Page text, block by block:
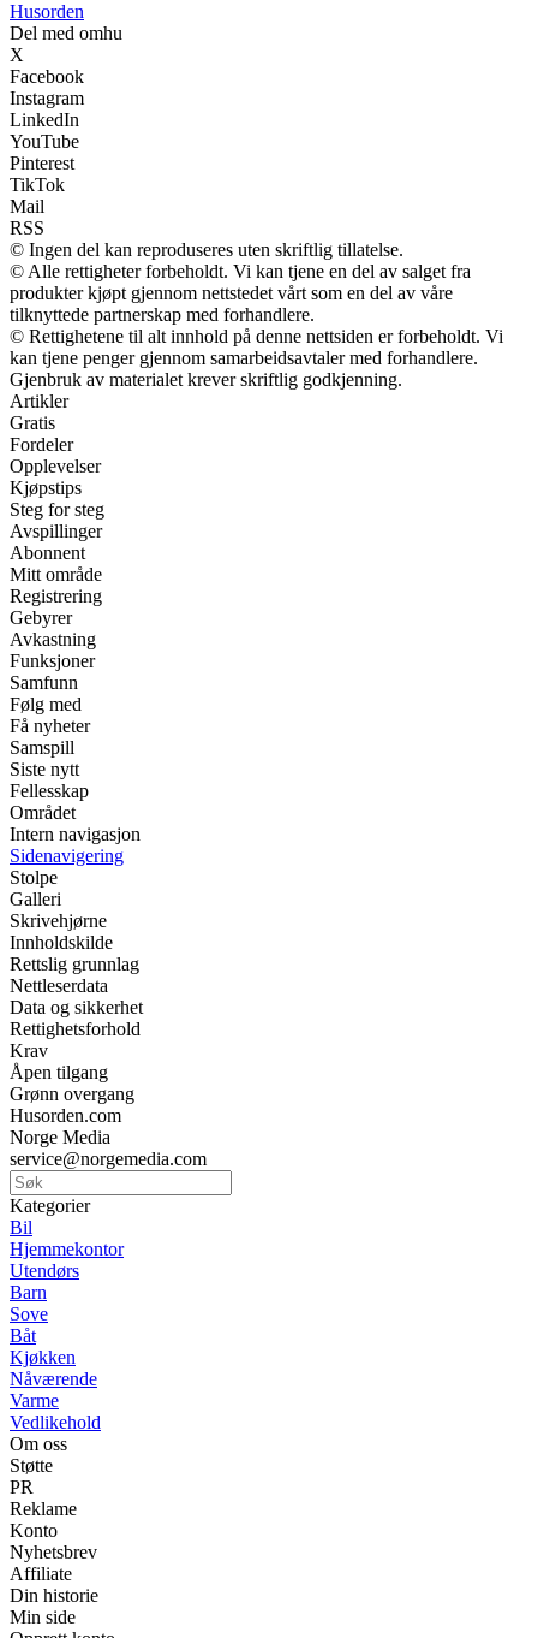
Husorden
Del med omhu
X
Facebook
Instagram
LinkedIn
YouTube
Pinterest
TikTok
Mail
RSS
© Ingen del kan reproduseres uten skriftlig tillatelse.
© Alle rettigheter forbeholdt. Vi kan tjene en del av salget fra
produkter kjøpt gjennom nettstedet vårt som en del av våre
tilknyttede partnerskap med forhandlere.
© Rettighetene til alt innhold på denne nettsiden er forbeholdt. Vi
kan tjene penger gjennom samarbeidsavtaler med forhandlere.
Gjenbruk av materialet krever skriftlig godkjenning.
Artikler
Gratis
Fordeler
Opplevelser
Kjøpstips
Steg for steg
Avspillinger
Abonnent
Mitt område
Registrering
Gebyrer
Avkastning
Funksjoner
Samfunn
Følg med
Få nyheter
Samspill
Siste nytt
Fellesskap
Området
Intern navigasjon
Sidenavigering
Stolpe
Galleri
Skrivehjørne
Innholdskilde
Rettslig grunnlag
Nettleserdata
Data og sikkerhet
Rettighetsforhold
Krav
Åpen tilgang
Grønn overgang
Husorden.com
Norge Media
service@norgemedia.com
Kategorier
Bil
Hjemmekontor
Utendørs
Barn
Sove
Båt
Kjøkken
Nåværende
Varme
Vedlikehold
Om oss
Støtte
PR
Reklame
Konto
Nyhetsbrev
Affiliate
Din historie
Min side